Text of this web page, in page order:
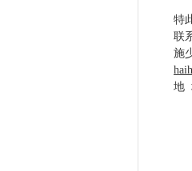
特此
联系
施少
地 址